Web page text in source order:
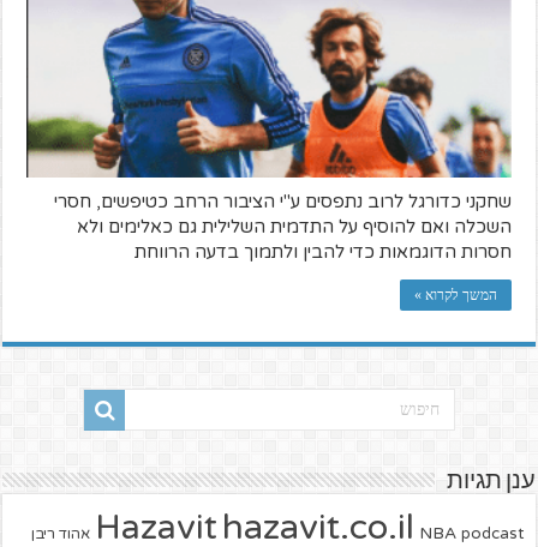
שחקני כדורגל לרוב נתפסים ע"י הציבור הרחב כטיפשים, חסרי
השכלה ואם להוסיף על התדמית השלילית גם כאלימים ולא
חסרות הדוגמאות כדי להבין ולתמוך בדעה הרווחת
המשך לקרוא »
ענן תגיות
Hazavit hazavit.co.il NBA podcast אהוד ריבן